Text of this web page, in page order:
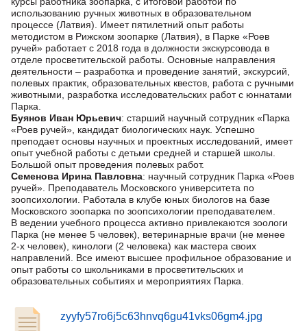
использованию ручных животных в образовательном
процессе (Латвия). Имеет пятилетний опыт работы
методистом в Рижском зоопарке (Латвия), в Парке «Роев
ручей» работает с 2018 года в должности экскурсовода в
отделе просветительской работы. Основные направления
деятельности – разработка и проведение занятий, экскурсий,
полевых практик, образовательных квестов, работа с ручными
животными, разработка исследовательских работ с юннатами
Парка.
Буянов Иван Юрьевич: старший научный сотрудник «Парка
«Роев ручей», кандидат биологических наук. Успешно
преподает основы научных и проектных исследований, имеет
опыт учебной работы с детьми средней и старшей школы.
Большой опыт проведения полевых работ.
Семенова Ирина Павловна: научный сотрудник Парка «Роев
ручей». Преподаватель Московского университета по
зоопсихологии. Работала в клубе юных биологов на базе
Московского зоопарка по зоопсихологии преподавателем.
В ведении учебного процесса активно привлекаются зоологи
Парка (не менее 5 человек), ветеринарные врачи (не менее
2-х человек), кинологи (2 человека) как мастера своих
направлений. Все имеют высшее профильное образование и
опыт работы со школьниками в просветительских и
образовательных событиях и мероприятиях Парка.
zyyfy57ro6j5c63hnvq6gu41vks06gm4.jpg